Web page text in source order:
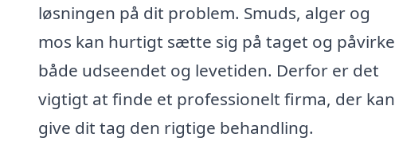
løsningen på dit problem. Smuds, alger og
mos kan hurtigt sætte sig på taget og påvirke
både udseendet og levetiden. Derfor er det
vigtigt at finde et professionelt firma, der kan
give dit tag den rigtige behandling.